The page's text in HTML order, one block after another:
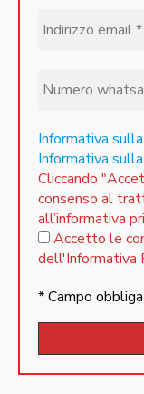
Informativa
Informativa
Cliccando
consenso al
all’informativa
Accetto le
dell'Informativa
* Campo